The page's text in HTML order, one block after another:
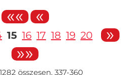
«« «
15 16 17 18 19 20
»
»»
1282 összesen, 337-360